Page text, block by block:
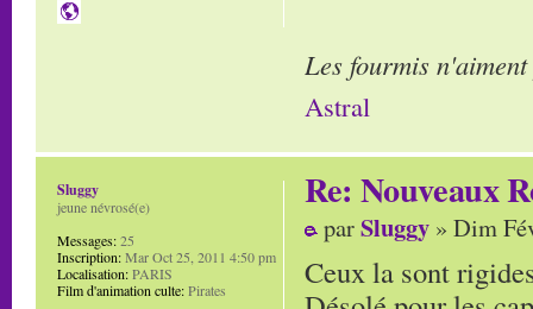
Les fourmis
Astral
Re: Nouveaux
parSluggy » Dim
Ceux la sont
Sluggy
jeune névrosé(e)
Messages:25
Inscription:Mar Oct 25, 2011 4:50 pm
Localisation:PARIS
Film d'animation culte:Pirates